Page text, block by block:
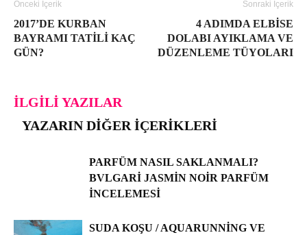
Önceki İçerik
2017’DE KURBAN
BAYRAMI TATILI KAÇ
GÜN?
Sonraki İçerik
4 ADIMDA ELBISE
DOLABI AYIKLAMA VE
DÜZENLEME TÜYOLARI
İLGILI YAZILAR
YAZARIN DIĞER İÇERIKLERI
PARFÜM NASIL SAKLANMALI?
BVLGARI JASMIN NOIR PARFÜM
İNCELEMESI
SUDA KOŞU / AQUARUNNING VE